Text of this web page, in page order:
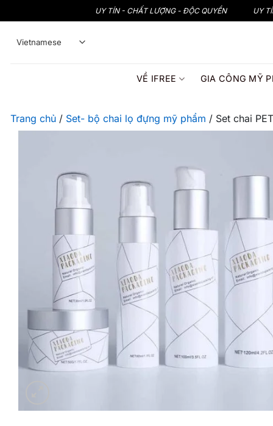
qua
UY TÍN - CHẤT LƯỢNG - ĐỘC QUYỀN UY
VỀ IFREE GIA CÔNG MỸ
Trang chủ / Set- bộ chai lọ đựng mỹ phẩm / Set chai